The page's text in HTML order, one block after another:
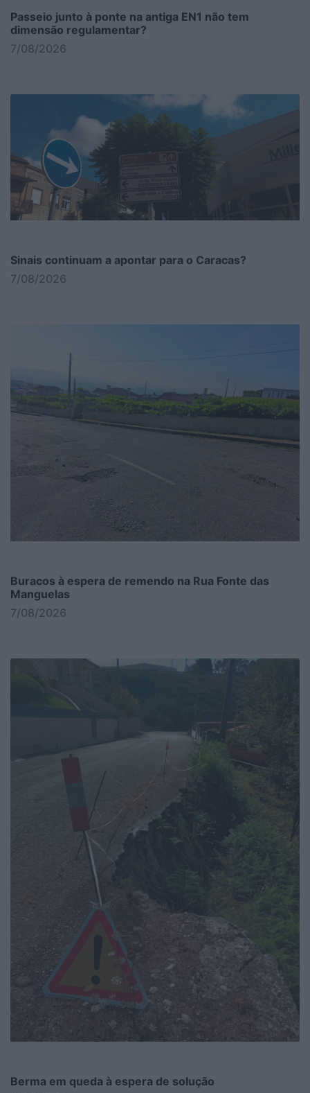
Passeio junto à ponte na antiga EN1 não tem
dimensão regulamentar?
7/08/2026
Sinais continuam a apontar para o Caracas?
7/08/2026
Buracos à espera de remendo na Rua Fonte das
Manguelas
7/08/2026
Berma em queda à espera de solução